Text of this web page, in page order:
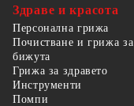
Здраве и красота
Персонална грижа
Почистване и грижа за
бижута
Грижа за здравето
Инструменти
Помпи